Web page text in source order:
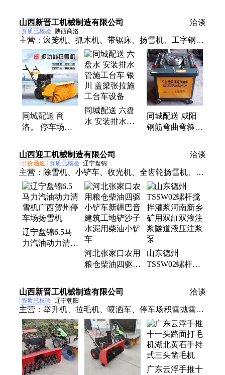
动方钢圆钢扁铁
切断机
山西新晋工机械制造有限公司
洽谈
资质已核验 陕西商洛
主营： 滚笼机、抓木机、带锯床、扬雪机、工字钢、
钢筋笼、滚丝机、弯箍机、剪断机、圆圈机、调直
机、裁剪机、盘丝机、滚圆机、钢筋锯、矫直机、弯
拱机、两机头、绕筋机、缠丝机、地笼机、清理机、
丝杆机、绞丝机、焊接机、金属锯
同城配送 商
洛。 停车场扬
型燃油手扶扫雪
机
同城配送 六盘
水 安装排水管
车设备
同城配送 咸阳
钢筋弯曲弯箍机
式手提钢筋弯曲
山西迎工机械制造有限公司 洽谈
出价迅速 资质已核验 辽宁盘锦
主营： 除雪机、小铲车、收光机、全齿轮扬雪机、研
磨机、钻孔机、水磨石、单缸泵、注浆泵、窨井盖、
检测车、速凝泵、泥浆机、施工车、劈裂棒、移动
车、搅拌机、电叉车、水泥泵、刻纹机、开槽机、打
孔机、分裂机、喷射机、检查车、切圆机
辽宁盘锦6.5马
力汽油动力清雪
河北张家口农用
粮仓柴油四驱小
筑工地铲沙子水
泥用柴油小铲车
山东德州
TSSW02螺杆搅
矿用双缸双液注
浆隧道液压注浆
泵
山西新晋工机械制造有限公司 洽谈
资质已核验 辽宁朝阳
主营： 举升机、拉毛机、喷洒车、停车场积雪抛雪
机、磨光机、收光机、洒水车、翻斗车、升砖机、拉
砖车、窨井盖、柴油机、扬尘检、施工车、小铲车、
热风机、挂篮车、移动车、装载机、平台车、检查
车、监测仪、升降机、切圆机、磨面机、三轮车
广东云浮手推十